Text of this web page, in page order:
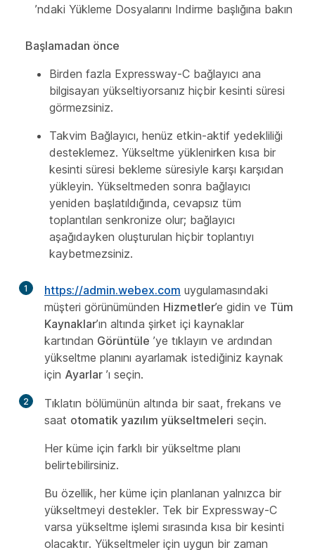
’ndaki Yükleme Dosyalarını Indirme başlığına bakın
Başlamadan önce
Birden fazla Expressway-C bağlayıcı ana
bilgisayarı yükseltiyorsanız hiçbir kesinti süresi
görmezsiniz.
Takvim Bağlayıcı, henüz etkin-aktif yedekliliği
desteklemez. Yükseltme yüklenirken kısa bir
kesinti süresi bekleme süresiyle karşı karşıdan
yükleyin. Yükseltmeden sonra bağlayıcı
yeniden başlatıldığında, cevapsız tüm
toplantıları senkronize olur; bağlayıcı
aşağıdayken oluşturulan hiçbir toplantıyı
kaybetmezsiniz.
1 https://admin.webex.com uygulamasındaki
müşteri görünümünden Hizmetler’e gidin ve Tüm
Kaynaklar’ın altında şirket içi kaynaklar
kartından Görüntüle ’ye tıklayın ve ardından
yükseltme planını ayarlamak istediğiniz kaynak
için Ayarlar ’ı seçin.
2
Tıklatın bölümünün altında bir saat, frekans ve
saat otomatik yazılım yükseltmeleri seçin.
Her küme için farklı bir yükseltme planı
belirtebilirsiniz.
Bu özellik, her küme için planlanan yalnızca bir
yükseltmeyi destekler. Tek bir Expressway-C
varsa yükseltme işlemi sırasında kısa bir kesinti
olacaktır. Yükseltmeler için uygun bir zaman